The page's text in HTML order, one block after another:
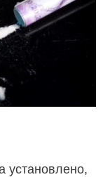
установлено,